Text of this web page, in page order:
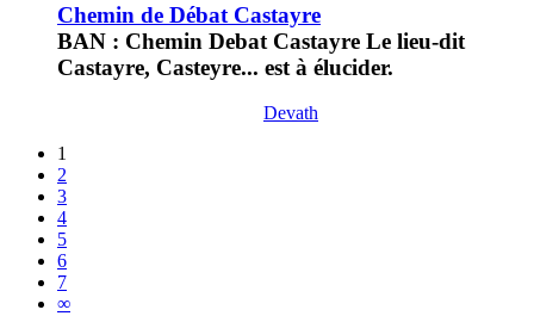
Chemin de Débat Castayre
BAN : Chemin Debat Castayre Le lieu-dit
Castayre, Casteyre... est à élucider.
Devath
1
2
3
4
5
6
7
∞